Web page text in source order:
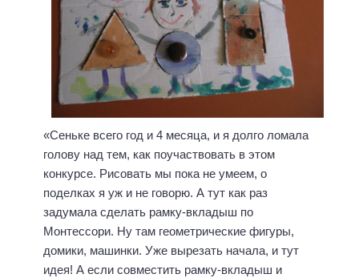
«Сеньке всего год и 4 месяца, и я долго ломала
голову над тем, как поучаствовать в этом
конкурсе. Рисовать мы пока не умеем, о
поделках я уж и не говорю. А тут как раз
задумала сделать рамку-вкладыш по
Монтессори. Ну там геометрические фигуры,
домики, машинки. Уже вырезать начала, и тут
идея! А если совместить рамку-вкладыш и